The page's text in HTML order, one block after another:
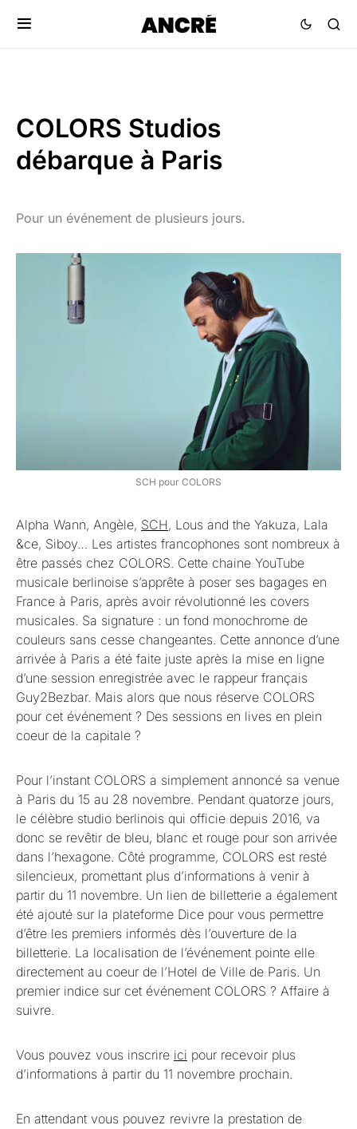
COLORS Studios
débarque à Paris
Pour un événement de plusieurs jours.
SCH pour COLORS
Alpha Wann, Angèle, SCH, Lous and the Yakuza, Lala
&ce, Siboy… Les artistes francophones sont nombreux à
être passés chez COLORS. Cette chaine YouTube
musicale berlinoise s’apprête à poser ses bagages en
France à Paris, après avoir révolutionné les covers
musicales. Sa signature : un fond monochrome de
couleurs sans cesse changeantes. Cette annonce d’une
arrivée à Paris a été faite juste après la mise en ligne
d’une session enregistrée avec le rappeur français
Guy2Bezbar. Mais alors que nous réserve COLORS
pour cet événement ? Des sessions en lives en plein
coeur de la capitale ?
Pour l’instant COLORS a simplement annoncé sa venue
à Paris du 15 au 28 novembre. Pendant quatorze jours,
le célèbre studio berlinois qui officie depuis 2016, va
donc se revêtir de bleu, blanc et rouge pour son arrivée
dans l’hexagone. Côté programme, COLORS est resté
silencieux, promettant plus d’informations à venir à
partir du 11 novembre. Un lien de billetterie a également
été ajouté sur la plateforme Dice pour vous permettre
d’être les premiers informés dès l’ouverture de la
billetterie. La localisation de l’événement pointe elle
directement au coeur de l’Hotel de Ville de Paris. Un
premier indice sur cet événement COLORS ? Affaire à
suivre.
Vous pouvez vous inscrire ici pour recevoir plus
d’informations à partir du 11 novembre prochain.
En attendant vous pouvez revivre la prestation de